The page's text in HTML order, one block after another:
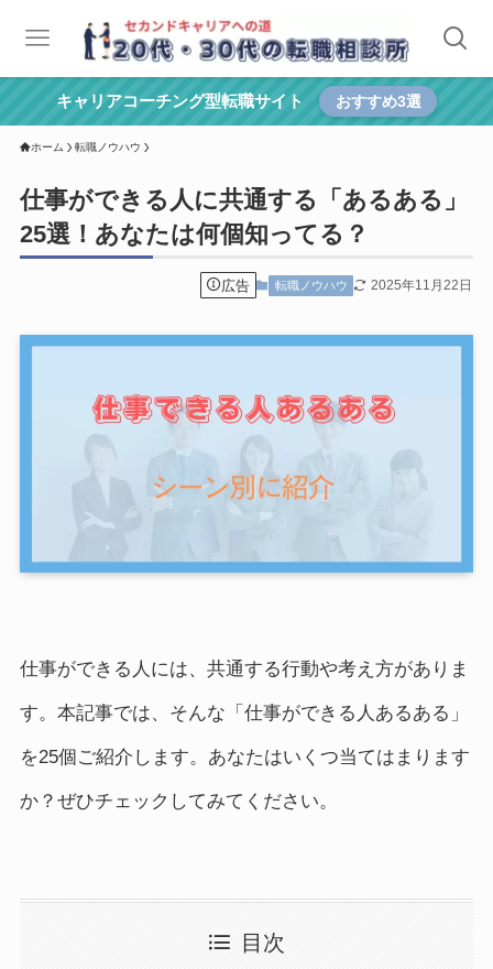
キャリアコーチング型転職サイト おすすめ3選
ホーム 転職ノウハウ
仕事ができる人に共通する「あるある」
25選！あなたは何個知ってる？
広告 転職ノウハウ 2025年11月22日
仕事ができる人には、共通する行動や考え方がありま
す。本記事では、そんな「仕事ができる人あるある」
を25個ご紹介します。あなたはいくつ当てはまります
か？ぜひチェックしてみてください。
目次